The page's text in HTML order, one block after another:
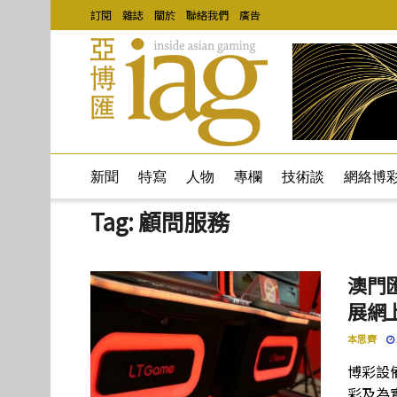
訂閱 雜誌 關於 聯絡我們 廣告
新聞 特寫 人物 專欄 技術談 網絡博
Tag:顧問服務
澳門
展網
本思齊
博彩設